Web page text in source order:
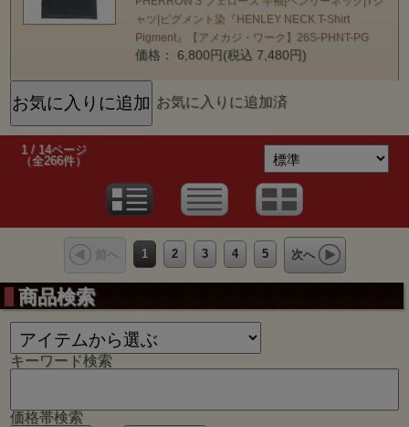
ャツ|ピグメント染『HENLEY NECK T-Shirt
Pigment』【アメカジ・ワーク】26S-PHNT-PG
価格： 6,800円(税込 7,480円)
お気に入りに追加済
1 / 14ページ
（全266件）
前へ 1 2 3 4 5 次へ
商品検索
キーワード検索
価格帯検索